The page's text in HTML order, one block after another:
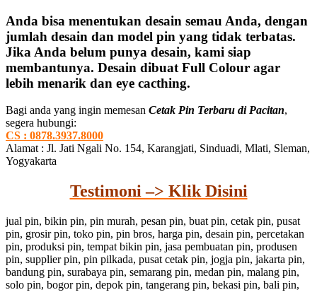
Anda bisa menentukan desain semau Anda, dengan
jumlah desain dan model pin yang tidak terbatas.
Jika Anda belum punya desain, kami siap
membantunya. Desain dibuat Full Colour agar
lebih menarik dan eye cacthing.
Bagi anda yang ingin memesan Cetak Pin Terbaru di Pacitan,
segera hubungi:
CS : 0878.3937.8000
Alamat : Jl. Jati Ngali No. 154, Karangjati, Sinduadi, Mlati, Sleman,
Yogyakarta
Testimoni –> Klik Disini
jual pin, bikin pin, pin murah, pesan pin, buat pin, cetak pin, pusat
pin, grosir pin, toko pin, pin bros, harga pin, desain pin, percetakan
pin, produksi pin, tempat bikin pin, jasa pembuatan pin, produsen
pin, supplier pin, pin pilkada, pusat cetak pin, jogja pin, jakarta pin,
bandung pin, surabaya pin, semarang pin, medan pin, malang pin,
solo pin, bogor pin, depok pin, tangerang pin, bekasi pin, bali pin,